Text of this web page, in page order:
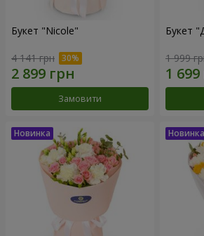
Букет "Nicole"
4 141 грн
Замовити
Букет
1 999